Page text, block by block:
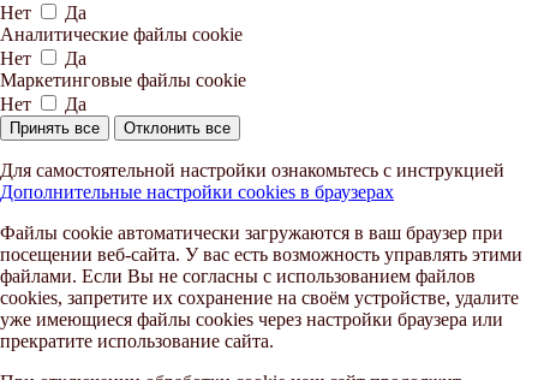
Нет
Да
Аналитические файлы cookie
Нет
Да
Маркетинговые файлы cookie
Нет
Да
Принять все Отклонить все
Для самостоятельной настройки ознакомьтесь с инструкцией
Дополнительные настройки cookies в браузерах
Файлы cookie автоматически загружаются в ваш браузер при
посещении веб-сайта. У вас есть возможность управлять этими
файлами. Если Вы не согласны с использованием файлов
cookies, запретите их сохранение на своём устройстве, удалите
уже имеющиеся файлы cookies через настройки браузера или
прекратите использование сайта.